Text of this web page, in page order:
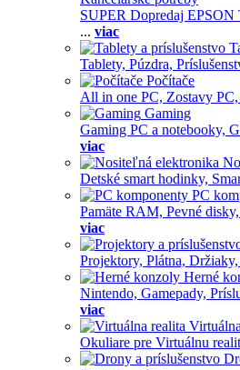
SUPER Dopredaj
... viac
Tablety, Púzdra,
Počítače
All in one PC, Zostavy PC,
Gaming
Gaming PC a notebooky,
viac
Detské smart hodinky,
PC
Pamäte RAM, Pevné disky,
viac
Projektory, Plátna, Držiaky,
Herné
Nintendo, Gamepady,
viac
Okuliare pre Virtuálnu